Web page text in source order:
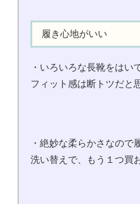
履き心地がいい
・いろいろな長靴をはい
フィット感は断トツだと
・絶妙な柔らかさなので
洗い替えで、もう１つ買